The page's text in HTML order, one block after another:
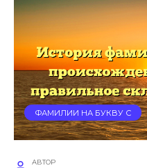
ФАМИЛИИ НА БУКВУ С
АВТОР